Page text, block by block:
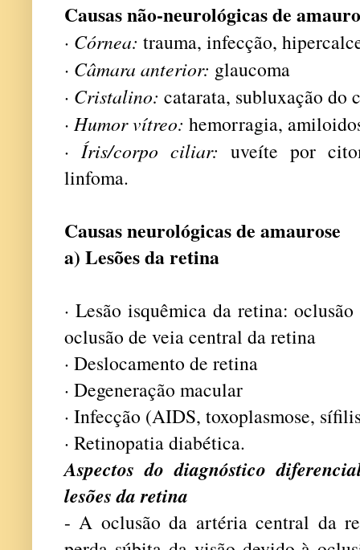
Causasnão-neurológicasde
· Córnea: trauma, infecção,
· Câmara anterior: glaucoma
· Cristalino: catarata, subluxação
· Humor vítreo: hemorragia,
· Íris/corpo ciliar: uveíte por
linfoma.
Causas neurológicas de amaurose
a) Lesões da retina
· Lesão isquêmica da retina:
oclusão de veia central da retina
· Deslocamento de retina
· Degeneração macular
· Infecção (AIDS, toxoplasmose,
· Retinopatia diabética.
Aspectos do diagnóstico
lesões da retina
- A oclusão da artéria central da